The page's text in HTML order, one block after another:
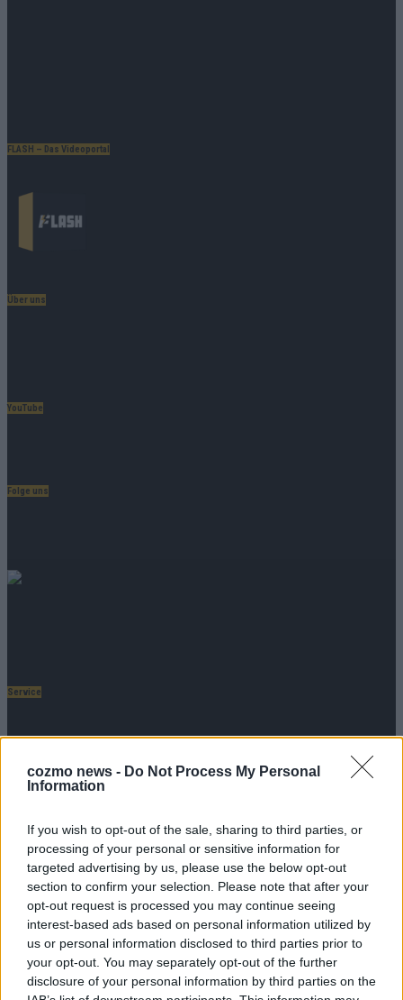
cozmo news - Do Not Process My Personal
Information
If you wish to opt-out of the sale, sharing to third parties, or
processing of your personal or sensitive information for
targeted advertising by us, please use the below opt-out
section to confirm your selection. Please note that after your
opt-out request is processed you may continue seeing
interest-based ads based on personal information utilized by
us or personal information disclosed to third parties prior to
your opt-out. You may separately opt-out of the further
disclosure of your personal information by third parties on the
FLASH – Das Videoportal
Über uns
YouTube
Folge uns
Service
Datenschutzvereinbarungen
Datenauszug & Löschanfrage
Kontakt
Presse
Impressum
Bildnachweis
Messenger
Schreib uns auf Facebook